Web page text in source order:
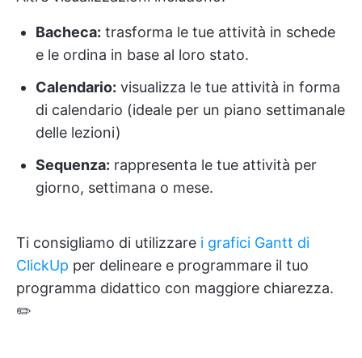
Bacheca: trasforma le tue attività in schede
e le ordina in base al loro stato.
Calendario: visualizza le tue attività in forma
di calendario (ideale per un piano settimanale
delle lezioni)
Sequenza: rappresenta le tue attività per
giorno, settimana o mese.
Ti consigliamo di utilizzare i grafici Gantt di
ClickUp per delineare e programmare il tuo
programma didattico con maggiore chiarezza.
✏️